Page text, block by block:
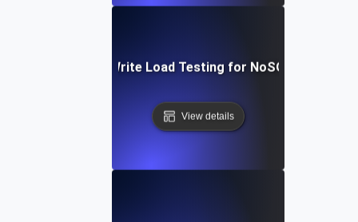
Heavy Read/Write Load Testing for NoSQL
View details